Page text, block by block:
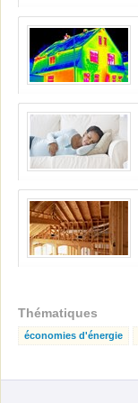
Thématiques
économies d'énergie